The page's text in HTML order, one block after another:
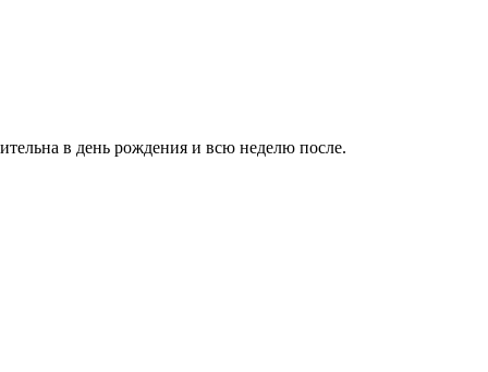
в день рождения и всю неделю после.